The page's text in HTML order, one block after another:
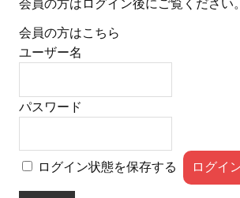
会員の方はログイン後にご覧ください。
会員の方はこちら
ユーザー名
パスワード
ログイン状態を保存する